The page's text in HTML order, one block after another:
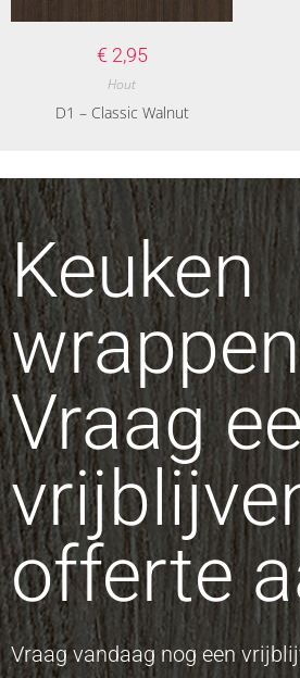
€ 2,95
Hout
D1 – Classic Walnut
Keuken
Vraag
offerte
Vraag vandaag nog een